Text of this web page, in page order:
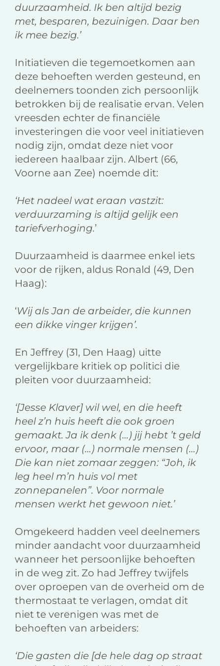
duurzaamheid. Ik ben altijd bezig
met, besparen, bezuinigen. Daar ben
ik mee bezig.’
Initiatieven die tegemoetkomen aan
deze behoeften werden gesteund, en
deelnemers toonden zich persoonlijk
betrokken bij de realisatie ervan. Velen
vreesden echter de financiële
investeringen die voor veel initiatieven
nodig zijn, omdat deze niet voor
iedereen haalbaar zijn. Albert (66,
Voorne aan Zee) noemde dit:
‘Het nadeel wat eraan vastzit:
verduurzaming is altijd gelijk een
tariefverhoging.’
Duurzaamheid is daarmee enkel iets
voor de rijken, aldus Ronald (49, Den
Haag):
‘Wij als Jan de arbeider, die kunnen
een dikke vinger krijgen’.
En Jeffrey (31, Den Haag) uitte
vergelijkbare kritiek op politici die
pleiten voor duurzaamheid:
‘[Jesse Klaver] wil wel, en die heeft
heel z’n huis heeft die ook groen
gemaakt. Ja ik denk (…) jij hebt ’t geld
ervoor, maar (…) normale mensen (…)
Die kan niet zomaar zeggen: “Joh, ik
leg heel m’n huis vol met
zonnepanelen”. Voor normale
mensen werkt het gewoon niet.’
Omgekeerd hadden veel deelnemers
minder aandacht voor duurzaamheid
wanneer het persoonlijke behoeften
in de weg zit. Zo had Jeffrey twijfels
over oproepen van de overheid om de
thermostaat te verlagen, omdat dit
niet te verenigen was met de
behoeften van arbeiders:
‘Die gasten die [de hele dag op straat